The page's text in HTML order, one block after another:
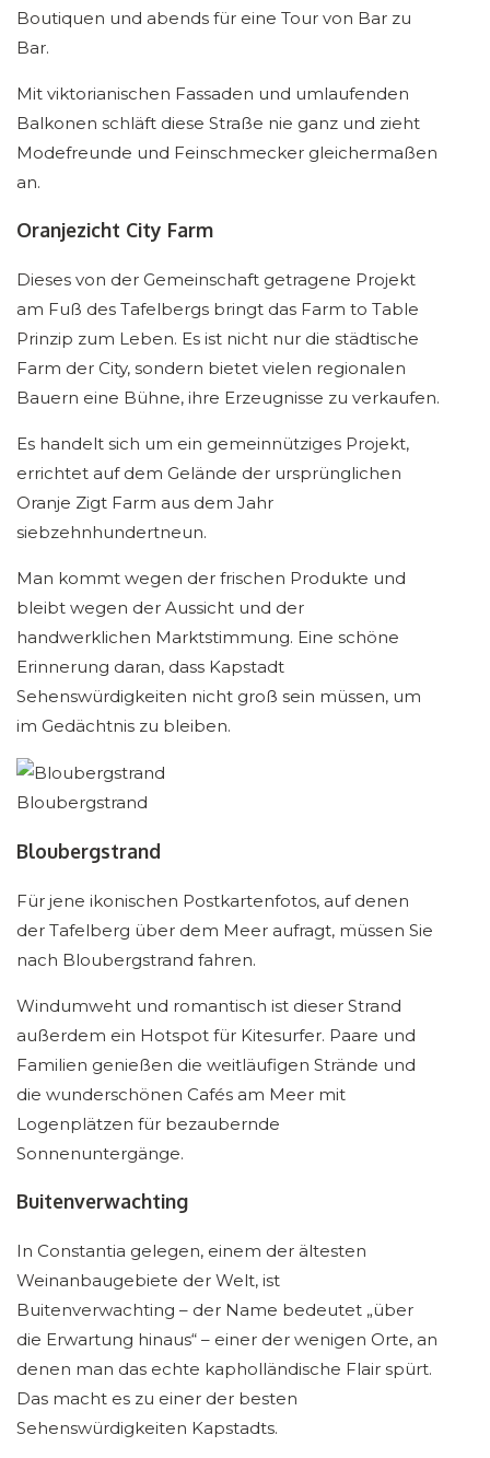
Boutiquen und abends für eine Tour von Bar zu
Bar.
Mit viktorianischen Fassaden und umlaufenden
Balkonen schläft diese Straße nie ganz und zieht
Modefreunde und Feinschmecker gleichermaßen
an.
Oranjezicht City Farm
Dieses von der Gemeinschaft getragene Projekt
am Fuß des Tafelbergs bringt das Farm to Table
Prinzip zum Leben. Es ist nicht nur die städtische
Farm der City, sondern bietet vielen regionalen
Bauern eine Bühne, ihre Erzeugnisse zu verkaufen.
Es handelt sich um ein gemeinnütziges Projekt,
errichtet auf dem Gelände der ursprünglichen
Oranje Zigt Farm aus dem Jahr
siebzehnhundertneun.
Man kommt wegen der frischen Produkte und
bleibt wegen der Aussicht und der
handwerklichen Marktstimmung. Eine schöne
Erinnerung daran, dass Kapstadt
Sehenswürdigkeiten nicht groß sein müssen, um
im Gedächtnis zu bleiben.
Bloubergstrand
Bloubergstrand
Für jene ikonischen Postkartenfotos, auf denen
der Tafelberg über dem Meer aufragt, müssen Sie
nach Bloubergstrand fahren.
Windumweht und romantisch ist dieser Strand
außerdem ein Hotspot für Kitesurfer. Paare und
Familien genießen die weitläufigen Strände und
die wunderschönen Cafés am Meer mit
Logenplätzen für bezaubernde
Sonnenuntergänge.
Buitenverwachting
In Constantia gelegen, einem der ältesten
Weinanbaugebiete der Welt, ist
Buitenverwachting – der Name bedeutet „über
die Erwartung hinaus“ – einer der wenigen Orte, an
denen man das echte kapholländische Flair spürt.
Das macht es zu einer der besten
Sehenswürdigkeiten Kapstadts.